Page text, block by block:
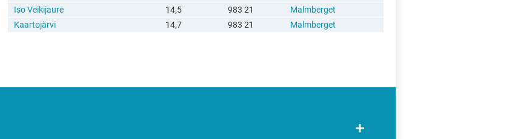
Iso Veikijaure
14,5 983 21
Malmberget
Kaartojärvi
14,7 983 21 Malmberget